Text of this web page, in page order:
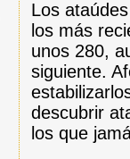
Los
los más
unos 280,
siguiente.
descubrir
los que